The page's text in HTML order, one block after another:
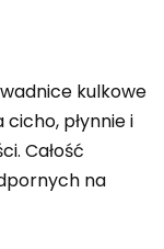
kulkowe
cicho, płynnie i
Całość
na